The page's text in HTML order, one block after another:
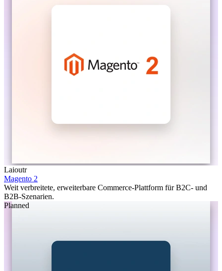
Laioutr
Magento 2
Weit verbreitete, erweiterbare Commerce-Plattform für B2C- und
B2B-Szenarien.
Planned